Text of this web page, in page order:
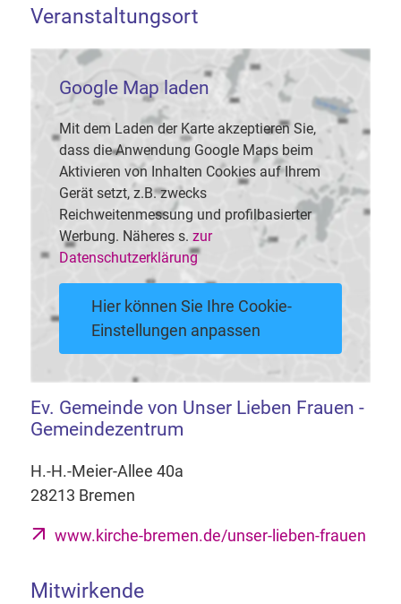
Veranstaltungsort
Google Map laden
Mit dem Laden der Karte akzeptieren Sie,
dass die Anwendung Google Maps beim
Aktivieren von Inhalten Cookies auf Ihrem
Gerät setzt, z.B. zwecks
Reichweitenmessung und profilbasierter
Werbung. Näheres s. zur
Datenschutzerklärung
Hier können Sie Ihre Cookie-
Einstellungen anpassen
Ev. Gemeinde von Unser Lieben Frauen -
Gemeindezentrum
H.-H.-Meier-Allee 40a
28213 Bremen
www.kirche-bremen.de/unser-lieben-frauen
Mitwirkende